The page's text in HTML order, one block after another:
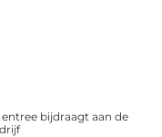
bijdraagt aan de